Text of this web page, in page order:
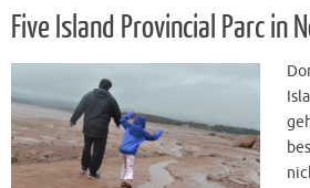
Five Island Provincial Parc in